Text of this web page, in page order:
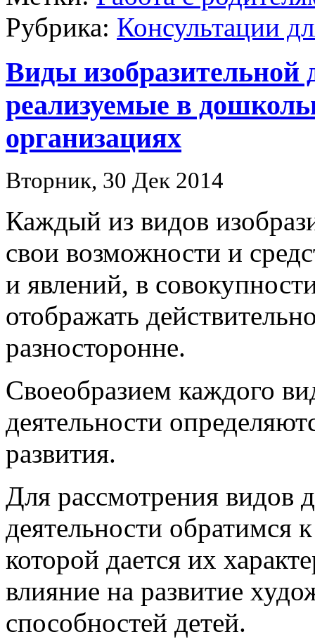
Рубрика: Консультации
Виды изобразительной
реализуемые в
организациях
Вторник, 30 Дек 2014
Каждый из видов
свои возможности и
и явлений, в
отображать
разносторонне.
Своеобразием каждого
деятельности
развития.
Для рассмотрения видов
деятельности обратимся
которой дается их
влияние на развитие
способностей детей.